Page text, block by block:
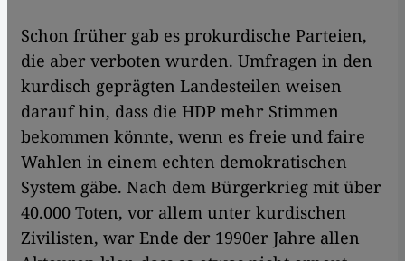
Schon früher gab es prokurdische Parteien,
die aber verboten wurden. Umfragen in den
kurdisch geprägten Landesteilen weisen
darauf hin, dass die HDP mehr Stimmen
bekommen könnte, wenn es freie und faire
Wahlen in einem echten demokratischen
System gäbe. Nach dem Bürgerkrieg mit über
40.000 Toten, vor allem unter kurdischen
Zivilisten, war Ende der 1990er Jahre allen